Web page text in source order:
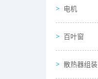
电机
百叶窗
散热器组装